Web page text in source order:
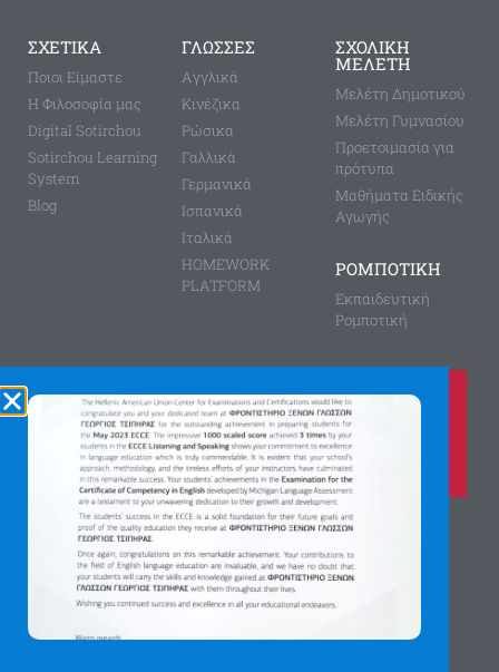
ΣΧΕΤΙΚΑ
Ποιοι Είμαστε
Η Φιλοσοφία μας
Digital Sotirchou
Sotirchou Learning
System
Blog
ΓΛΩΣΣΕΣ
Aγγλικά
Κινέζικα
Ρώσικα
Γαλλικά
Γερμανικά
Ισπανικά
Ιταλικά
HOMEWORK
PLATFORM
ΣΧΟΛΙΚΗ
ΜΕΛΕΤΗ
Μελέτη Δημοτικού
Μελέτη Γυμνασίου
Προετοιμασία για
πρότυπα
Μαθήματα Ειδικής
Αγωγής
ΡΟΜΠΟΤΙΚΗ
Εκπαιδευτική
Ρομποτική
Καλέστε μας τώρα στο
210 8028149
για περισσότερες πληροφορίες
Αγίας Παρασκευής 8, Άνω Πεύκη
Αργύρη Γεωργίου 2, Λυκόβρυση
Πατήστε εδώ για χάρτη